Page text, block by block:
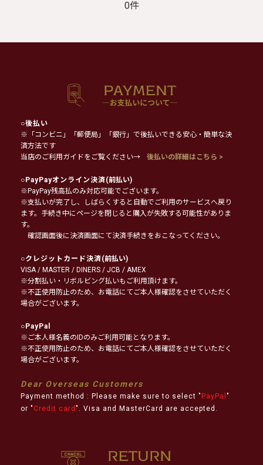
0件
○後払い
※「コンビニ」「郵便局」「銀行」で後払いできる安心・簡単な決
済方法です
当店のご利用ガイドをご覧ください→
後払いの詳細はこちら >
○PayPayオンライン決済(前払い)
※PayPay残高払のみ対応可能でございます。
※支払いが完了し、しばらくすると自動でご利用のサービスへ戻り
ます。手続き中にページを閉じると購入が失敗する可能性がありま
す。
確認画面後に決済画面にて決済手続きをおこなってください。
○クレジットカード決済(前払い)
VISA / MASTER / DINERS / JCB / AMEX
※分割払い・リボルビング払いもご利用頂けます。
※不正使用防止のため、お電話にてご本人様確認をさせていただく
場合がございます。
○PayPal
※ご本人様名義のIDのみご利用可能となります。
※不正使用防止のため、お電話にてご本人様確認をさせていただく
場合がございます。
Dear Overseas Customers
Payment method : Please make sure to select " PayPal "
or " Credit card ". Visa and MasterCard are accepted.